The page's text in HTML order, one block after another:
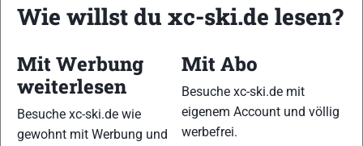
Wie willst du xc-ski.de lesen?
Mit Werbung
weiterlesen
Besuche xc-ski.de wie
gewohnt mit Werbung und
Mit Abo
Besuche xc-ski.de mit
eigenem Account und völlig
werbefrei.